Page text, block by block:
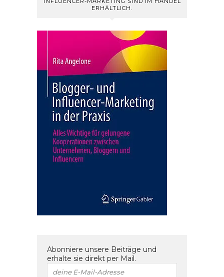
ERHÄLTLICH.
Abonniere unsere Beiträge und
erhalte sie direkt per Mail.